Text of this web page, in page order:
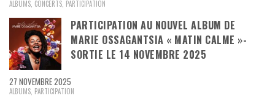
ALBUMS CONCERTS PARTICIPATION
PARTICIPATION AU NOUVEL ALBUM DE
MARIE OSSAGANTSIA « MATIN CALME »-
SORTIE LE 14 NOVEMBRE 2025
27 NOVEMBRE 2025
ALBUMS PARTICIPATION